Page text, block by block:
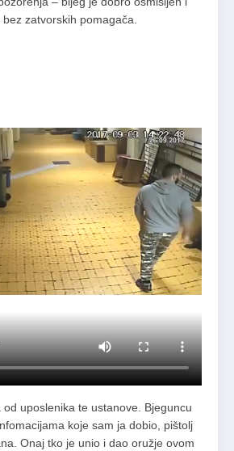
zatvorskih pomagača.
uposlenika te ustanove. Bjeguncu
koje sam ja dobio, pištolj
Onaj tko je unio i dao oružje ovom